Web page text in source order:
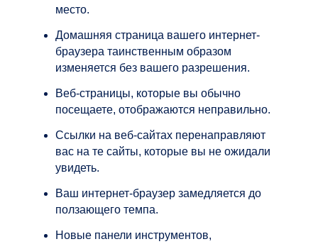
место.
Домашняя страница вашего интернет-
браузера таинственным образом
изменяется без вашего разрешения.
Веб-страницы, которые вы обычно
посещаете, отображаются неправильно.
Ссылки на веб-сайтах перенаправляют
вас на те сайты, которые вы не ожидали
увидеть.
Ваш интернет-браузер замедляется до
ползающего темпа.
Новые панели инструментов,